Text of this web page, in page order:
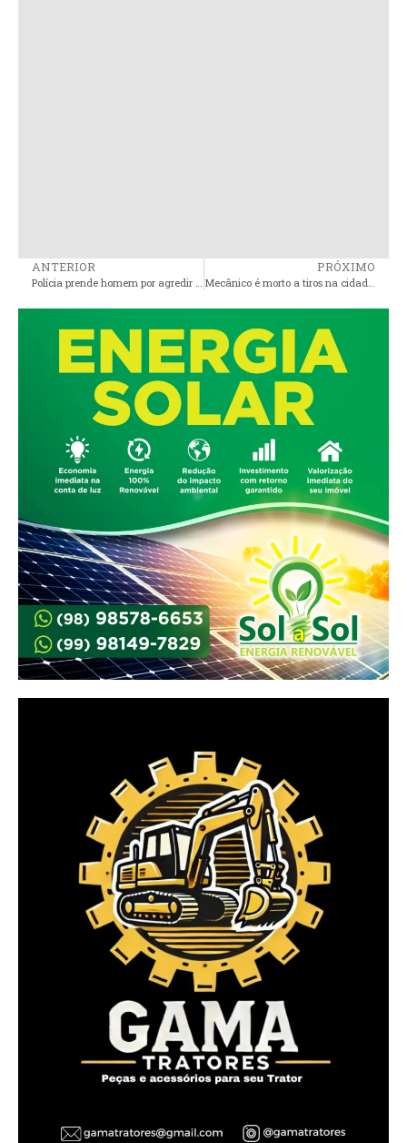
ANTERIOR
Polícia prende homem por agredir companheira e mantê-la em cárcere privado em Presidente Sarney
PRÓXIMO
Mecânico é morto a tiros na cidade de Pinheiro